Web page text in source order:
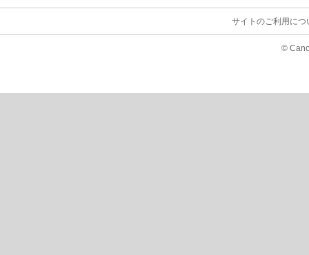
サイトのご利用につ
©